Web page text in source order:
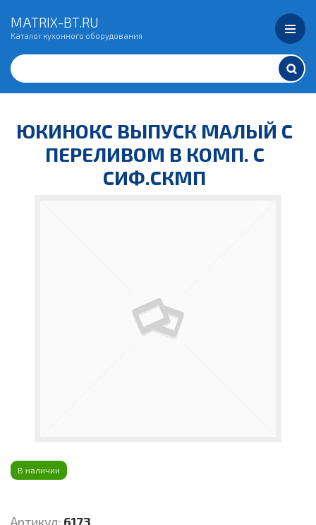
MATRIX-BT.RU
Каталог кухонного оборудования
ЮКИНОКС ВЫПУСК МАЛЫЙ С
ПЕРЕЛИВОМ В КОМП. С
СИФ.СКМП
В наличии
Артикул: 6173